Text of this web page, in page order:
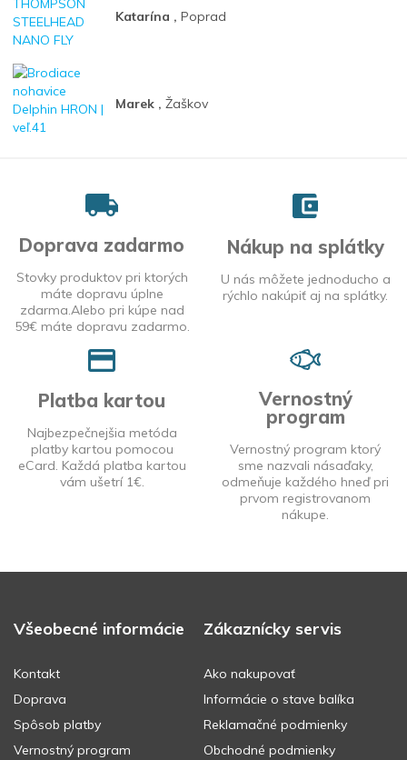
Katarína , Poprad
Marek , Žaškov
Doprava zadarmo
Stovky produktov pri ktorých
máte dopravu úplne
zdarma.Alebo pri kúpe nad
59€ máte dopravu zadarmo.
Nákup na splátky
U nás môžete jednoducho a
rýchlo nakúpiť aj na splátky.
Platba kartou
Najbezpečnejšia metóda
platby kartou pomocou
eCard. Každá platba kartou
vám ušetrí 1€.
Vernostný
program
Vernostný program ktorý
sme nazvali násaďaky,
odmeňuje každého hneď pri
prvom registrovanom
nákupe.
Všeobecné informácie
Kontakt
Doprava
Spôsob platby
Vernostný program
Zákaznícky servis
Ako nakupovať
Informácie o stave balíka
Reklamačné podmienky
Obchodné podmienky